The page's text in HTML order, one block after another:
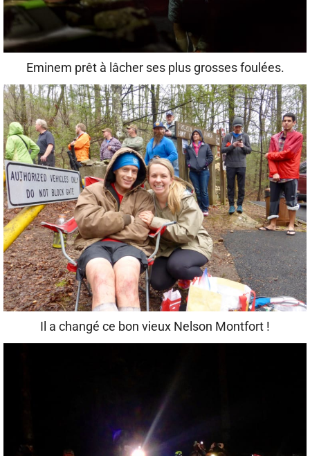
Eminem prêt à lâcher ses plus grosses foulées.
Il a changé ce bon vieux Nelson Montfort !